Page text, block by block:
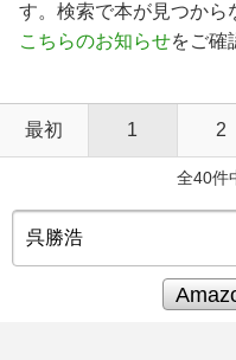
す。検索で本が見つから
こちらのお知らせをご確
最初 1 2
全40件